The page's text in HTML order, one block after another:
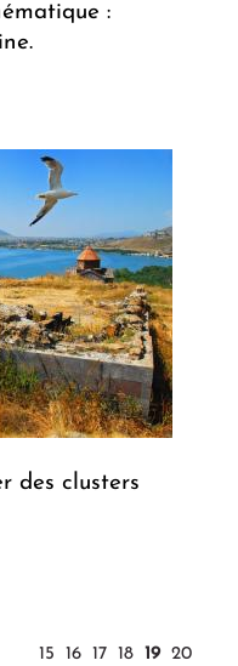
:
des clusters
15 16 17 18 19
20